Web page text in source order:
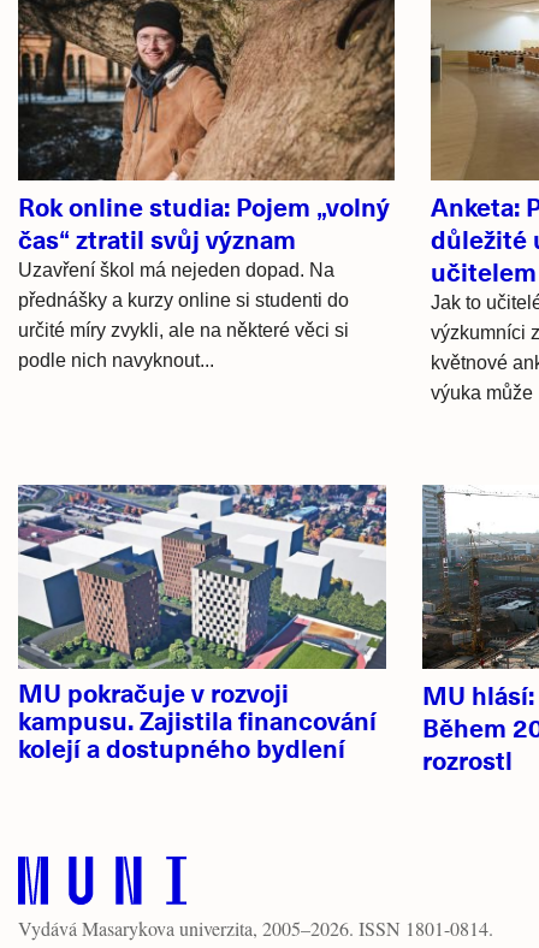
Související
články
Rok online studia: Pojem „volný
čas“ ztratil svůj význam
Uzavření škol má nejeden dopad. Na
přednášky a kurzy online si studenti do
určité míry zvykli, ale na některé věci si
podle nich navyknout...
Anketa:
důležité
učitelem
Jak to
výzkumníci
květnové
výuka může
Hlavní
novinky
MU pokračuje v rozvoji
kampusu. Zajistila financování
kolejí a dostupného bydlení
MU
Během
rozrostl
Vydává Masarykova univerzita, 2005–2026. ISSN 1801-0814.